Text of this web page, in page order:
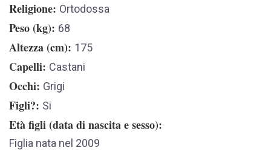
Religione Ortodossa
Peso (kg) 68
Altezza (cm) 175
Capelli Castani
Occhi Grigi
Figli? Si
Età figli (data di nascita e sesso)
Figlia nata nel 2009